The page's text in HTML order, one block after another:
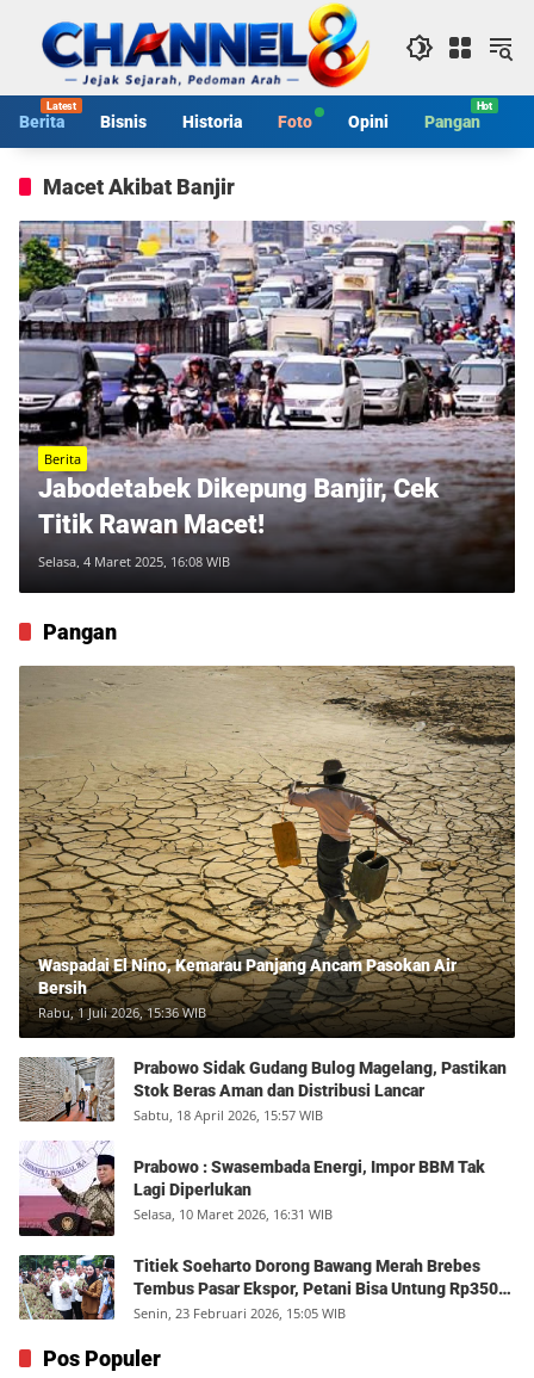
konten
Berita Bisnis Historia Foto Opini Pangan
Macet Akibat Banjir
Berita
Jabodetabek Dikepung Banjir, Cek
Titik Rawan Macet!
Selasa, 4 Maret 2025, 16:08 WIB
Pangan
Waspadai El Nino, Kemarau Panjang Ancam Pasokan Air
Bersih
Rabu, 1 Juli 2026, 15:36 WIB
Prabowo Sidak Gudang Bulog Magelang, Pastikan
Stok Beras Aman dan Distribusi Lancar
Sabtu, 18 April 2026, 15:57 WIB
Prabowo : Swasembada Energi, Impor BBM Tak
Lagi Diperlukan
Selasa, 10 Maret 2026, 16:31 WIB
Titiek Soeharto Dorong Bawang Merah Brebes
Tembus Pasar Ekspor, Petani Bisa Untung Rp350
Juta per Hektare
Senin, 23 Februari 2026, 15:05 WIB
Pos Populer